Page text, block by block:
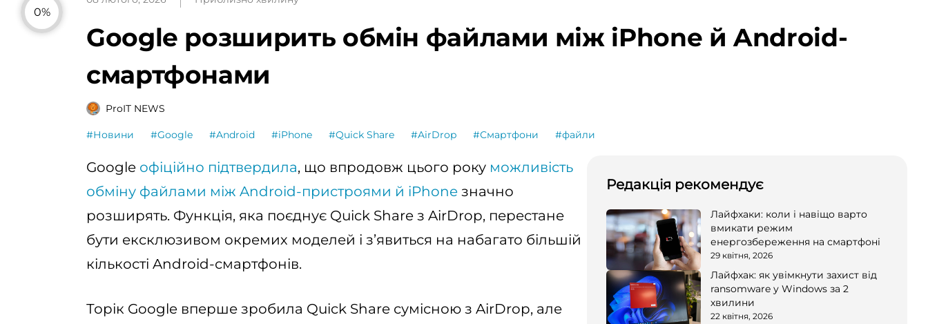
0%
Google розширить обмін файлами між iPhone й Android-
смартфонами
ProIT NEWS
#Новини #Google #Android #iPhone #Quick Share #AirDrop #Смартфони #файли
Google офіційно підтвердила, що впродовж цього року можливість
обміну файлами між Android-пристроями й iPhone значно
розширять. Функція, яка поєднує Quick Share з AirDrop, перестане
бути ексклюзивом окремих моделей і з’явиться на набагато більшій
кількості Android-смартфонів.
Торік Google вперше зробила Quick Share сумісною з AirDrop, але
Редакція рекомендує
Лайфхаки: коли і навіщо варто
вмикати режим
енергозбереження на смартфоні
29 квітня, 2026
Лайфхак: як увімкнути захист від
ransomware у Windows за 2
хвилини
22 квітня, 2026